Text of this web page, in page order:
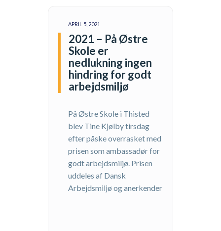
APRIL 5, 2021
2021 – På Østre
Skole er
nedlukning ingen
hindring for godt
arbejdsmiljø
På Østre Skole i Thisted
blev Tine Kjølby tirsdag
efter påske overrasket med
prisen som ambassadør for
godt arbejdsmiljø. Prisen
uddeles af Dansk
Arbejdsmiljø og anerkender